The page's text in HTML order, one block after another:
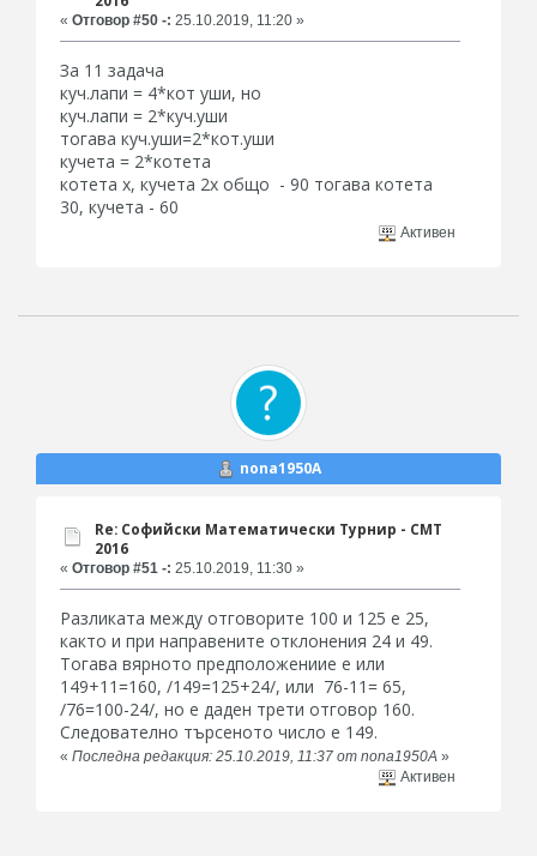
« Отговор #50 -: 25.10.2019, 11:20 »
За 11 задача
куч.лапи = 4*кот уши, но
куч.лапи = 2*куч.уши
тогава куч.уши=2*кот.уши
кучета = 2*котета
котета х, кучета 2х общо - 90 тогава котета
30, кучета - 60
Активен
nona1950A
Re: Софийски Математически Турнир - СМТ
2016
« Отговор #51 -: 25.10.2019, 11:30 »
Разликата между отговорите 100 и 125 е 25,
както и при направените отклонения 24 и 49.
Тогава вярното предположениие е или
149+11=160, /149=125+24/, или 76-11= 65,
/76=100-24/, но е даден трети отговор 160.
Следователно търсеното число е 149.
« Последна редакция: 25.10.2019, 11:37 от nona1950A »
Активен